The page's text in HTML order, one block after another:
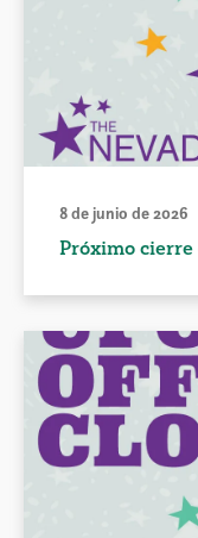
8 de junio de 2026
Próximo